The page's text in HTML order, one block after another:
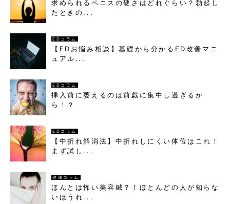
求められるペニスの硬さはどれぐらい？勃起し
たときの...
EDコラム
【EDお悩み相談】基礎から分かるED改善マニ
ュアル...
EDコラム
挿入前に萎えるのは前戯に集中し過ぎるか
ら！？
EDコラム
【中折れ解消法】中折れしにくい体位はこれ！
まず試し...
健康コラム
ほんとは怖い美容鍼？！ほとんどの人が知らな
いほうれ...